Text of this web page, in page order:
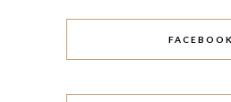
FACEBOOK